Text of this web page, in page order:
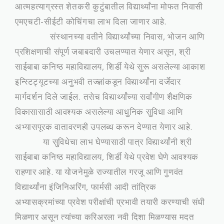
आत्महत्याग्रस्त शेतकरी कुटुंबातील विद्यार्थ्यांना मोफत निवासी
एमएचटी-सीईटी कोचिंगचा लाभ दिला जाणार आहे.
संस्थानच्या वतीने विद्यार्थ्यांच्या निवास, भोजन आणि
प्रशिक्षणाची संपूर्ण जबाबदारी उचलण्यात येणार असून, श्री
साईबाबा कनिष्ठ महाविद्यालय, शिर्डी येथे सुरू असलेल्या आकाश
इन्स्टिट्यूटच्या अनुभवी तज्ज्ञांकडून विद्यार्थ्यांना दर्जेदार
मार्गदर्शन दिले जाईल. तसेच विद्यार्थ्यांच्या सर्वांगीण शैक्षणिक
विकासासाठी आवश्यक असलेल्या आधुनिक सुविधा आणि
अभ्यासपूरक वातावरणही उपलब्ध करून देण्यात येणार आहे.
या सुविधेचा लाभ घेण्यासाठी पात्र विद्यार्थ्यांनी श्री
साईबाबा कनिष्ठ महाविद्यालय, शिर्डी येथे प्रवेश घेणे आवश्यक
राहणार आहे. या योजनेमुळे राज्यातील गरजू आणि गुणवंत
विद्यार्थ्यांना इंजिनिअरिंग, फार्मसी आदी तांत्रिक
अभ्यासक्रमांच्या प्रवेश परीक्षांची प्रभावी तयारी करण्याची संधी
मिळणार असून त्यांच्या करिअरला नवी दिशा मिळण्यास मदत